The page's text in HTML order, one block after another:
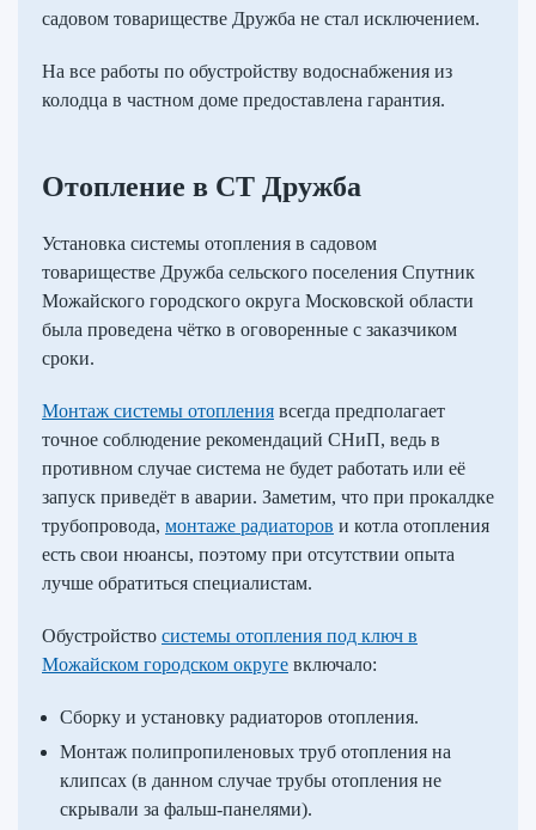
садовом товариществе Дружба не стал исключением.
На все работы по обустройству водоснабжения из
колодца в частном доме предоставлена гарантия.
Отопление в СТ Дружба
Установка системы отопления в садовом
товариществе Дружба сельского поселения Спутник
Можайского городского округа Московской области
была проведена чётко в оговоренные с заказчиком
сроки.
Монтаж системы отопления всегда предполагает
точное соблюдение рекомендаций СНиП, ведь в
противном случае система не будет работать или её
запуск приведёт в аварии. Заметим, что при прокалдке
трубопровода, монтаже радиаторов и котла отопления
есть свои нюансы, поэтому при отсутствии опыта
лучше обратиться специалистам.
Обустройство системы отопления под ключ в
Можайском городском округе включало:
Сборку и установку радиаторов отопления.
Монтаж полипропиленовых труб отопления на
клипсах (в данном случае трубы отопления не
скрывали за фальш-панелями).